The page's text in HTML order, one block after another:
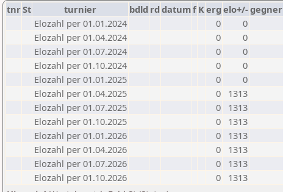
tnrSt turnier bdld rd datumf Kerg elo+/-gegner
Elozahl per 01.01.2024
0
0
Elozahl per 01.04.2024
0
0
Elozahl per 01.07.2024
0
0
Elozahl per 01.10.2024
0
0
Elozahl per 01.01.2025
0
0
Elozahl per 01.04.2025
0
1313
Elozahl per 01.07.2025
0
1313
Elozahl per 01.10.2025
0
1313
Elozahl per 01.01.2026
0
1313
Elozahl per 01.04.2026
0
1313
Elozahl per 01.07.2026
0
1313
Elozahl per 01.10.2026
0
1313